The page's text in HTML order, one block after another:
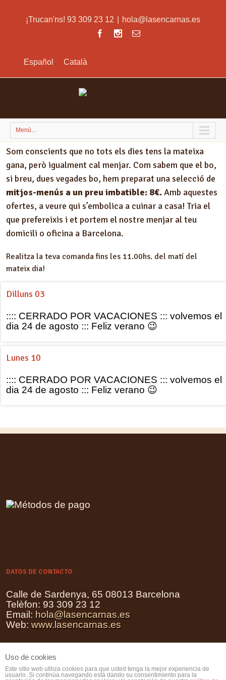
¡Trucan'ns! 93 309 23 12 hola@lasencarnas.es
Español Català
Menú...
Som conscients que no tots els dies tens la mateixa
gana, però igualment cal menjar. Com sabem que el bo,
si breu, dues vegades bo, hem preparat una selecció de
mitjos-menús a un preu imbatible: 8€.Amb aquestes
ofertes, a veure qui s’embolica a cuinar a casa! Tria el
que prefereixis i et portem el nostre menjar al teu
domicili o oficina a Barcelona.
Realitza la teva comanda fins les 11.00hs. del matí del
mateix dia!
Dilluns 03
:::: CERRADO POR VACACIONES ::: volvemos el
dia 24 de agosto ::: Feliz verano 😉
Lunes 10
:::: CERRADO POR VACACIONES ::: volvemos el
dia 24 de agosto ::: Feliz verano 😉
DATOS DE CONTACTO
Calle de Sardenya, 65 08013 Barcelona
Telèfon: 93 309 23 12
Email: hola@lasencarnas.es
Web: www.lasencarnas.es
Uso de cookies
Este sitio web utiliza cookies para que usted tenga la mejor experiencia de
usuario. Si continúa navegando está dando su consentimiento para la